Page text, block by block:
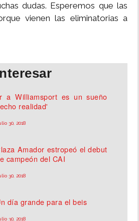
dudas. Esperemos que las
vienen las eliminatorias a
a Williamsport es un sueño
realidad'
30, 2018
Amador estropeó el debut
campeón del CAI
30, 2018
día grande para el beis
30, 2018